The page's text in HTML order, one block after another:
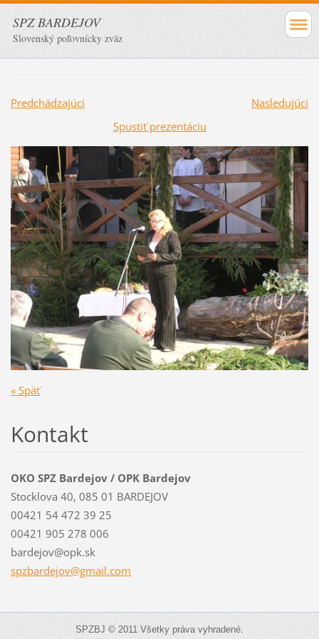
SPZ BARDEJOV
Slovenský poľovnícky zväz
Predchádzajúci
Nasledujúci
Spustiť prezentáciu
« Späť
Kontakt
OKO SPZ Bardejov / OPK Bardejov
Stocklova 40, 085 01 BARDEJOV
00421 54 472 39 25
00421 905 278 006
bardejov@opk.sk
spzbardejov@gmail.com
SPZBJ © 2011 Všetky práva vyhradené.